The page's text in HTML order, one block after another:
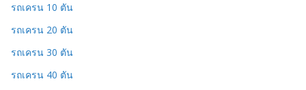
รถเครน 10 ตัน
รถเครน 20 ตัน
รถเครน 30 ตัน
รถเครน 40 ตัน